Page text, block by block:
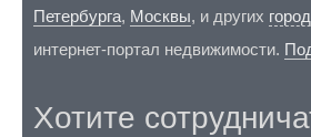
Петербурга, Москвы, и других
интернет-портал недвижимости.
Хотите